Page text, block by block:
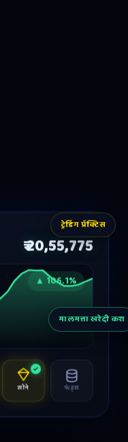
₹21,90,377
▲ 126.0%
सोने फंड्स
+₹1,99,136
ट्रेडिंग प्रॅक्टिस
मालमत्ता खरेदी करा